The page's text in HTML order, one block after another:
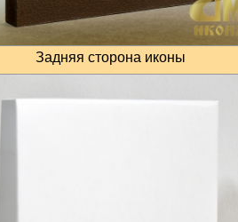
Задняя сторона иконы